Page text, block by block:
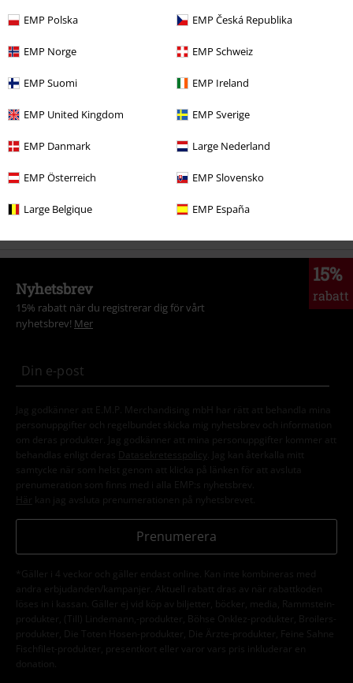
EMP Polska EMP Česká Republika
EMP Norge EMP Schweiz
EMP Suomi EMP Ireland
EMP United Kingdom EMP Sverige
EMP Danmark Large Nederland
EMP Österreich EMP Slovensko
Large Belgique EMP España
More categories. More options.
Bandmerch Top Bands Powerwolf Media
Bandmerch Genre
Rea % Media CDs
Bandmerch Media
15%
rabatt
Nyhetsbrev
15% rabatt när du registrerar dig för vårt
nyhetsbrev! Mer
Jag godkänner att E.M.P. Merchandising mbH har rätt att behandla mina
personuppgifter och regelbundet skicka mig nyhetsbrev och information
om deras produkter. Jag godkänner att mina personuppgifter kommer att
behandlas enligt deras
Datasekretesspolicy
. Jag kan återkalla mitt
samtycke när som helst genom att klicka på länken för att avsluta
prenumeration som finns med i alla EMP:s nyhetsbrev.
Här kan jag avsluta prenumerationen på nyhetsbrevet.
Prenumerera
*Gäller i 4 veckor och gäller endast online. Kan inte kombineras med
andra erbjudanden/kampanjer. Aktuell rabatt dras av när rabattkoden
löses in i kassan. Gäller ej vid köp av biljetter, böcker, media, Rammstein-
produkter, (Till) Lindemann,-produkter, Böhse Onklez-produkter, Broilers-
produkter, Die Toten Hosen-produkter, Die Ärzte-produkter, Feine Sahne
Fischfilet-produkter, presentkort eller varor vars pris inkluderar en
donation.